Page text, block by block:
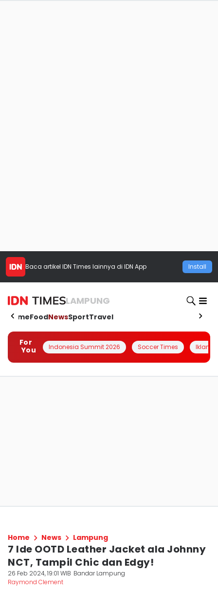
Baca artikel IDN Times lainnya di IDN App Install
LAMPUNG
HomeFoodNewsSportTravel
For
You
Indonesia Summit 2026 Soccer Times Iklanin
Home News Lampung
7 Ide OOTD Leather Jacket ala Johnny
NCT, Tampil Chic dan Edgy!
26 Feb 2024, 19:01 WIB Bandar Lampung
Raymond Clement